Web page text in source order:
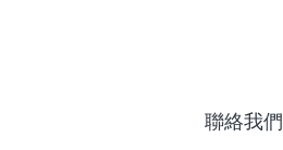
聯絡我們